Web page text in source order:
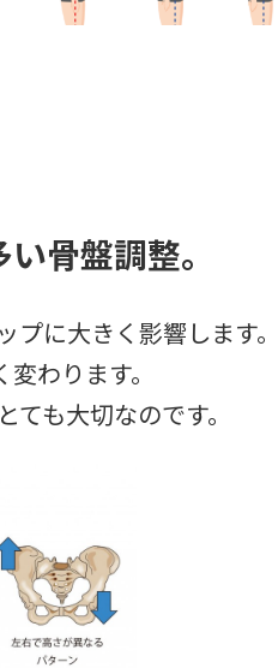
骨盤調整。
に大きく影響します。
わります。
も大切なのです。